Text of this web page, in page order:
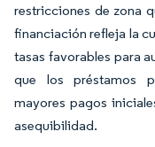
restricciones de zona
financiación refleja la
tasas favorables para
que los préstamos
mayores pagos
asequibilidad.